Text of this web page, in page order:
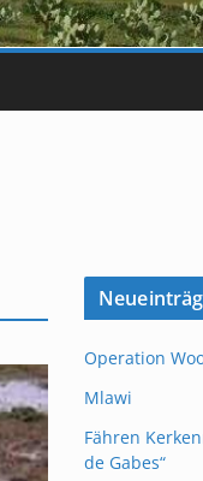
Operation
Mlawi
Fähren
de Gabes“